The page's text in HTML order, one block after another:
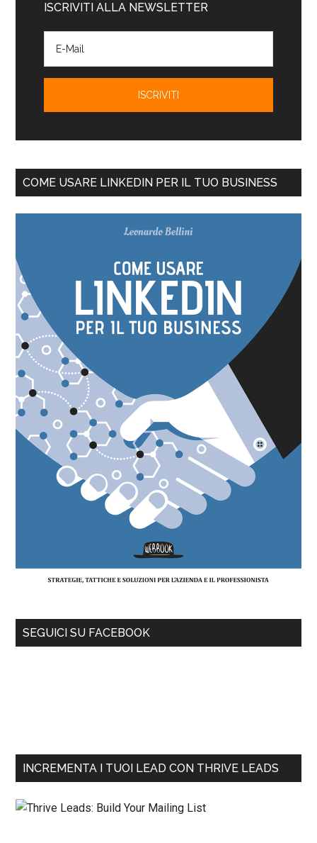
ISCRIVITI ALLA NEWSLETTER
COME USARE LINKEDIN PER IL TUO BUSINESS
SEGUICI SU FACEBOOK
INCREMENTA I TUOI LEAD CON THRIVE LEADS